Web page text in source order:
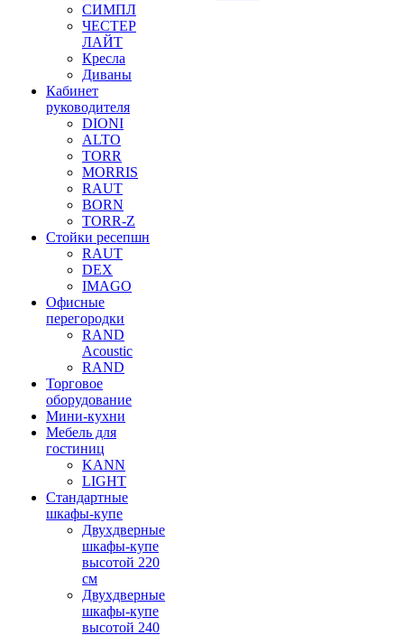
СИМПЛ
ЧЕСТЕР
ЛАЙТ
Кресла
Диваны
Кабинет
руководителя
DIONI
ALTO
TORR
MORRIS
RAUT
BORN
TORR-Z
Стойки ресепшн
RAUT
DEX
IMAGO
Офисные
перегородки
RAND
Acoustic
RAND
Торговое
оборудование
Мини-кухни
Мебель для
гостиниц
KANN
LIGHT
Стандартные
шкафы-купе
Двухдверные
шкафы-купе
высотой 220
см
Двухдверные
шкафы-купе
высотой 240